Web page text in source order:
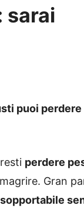
sarai
puoi
perdere
Gran